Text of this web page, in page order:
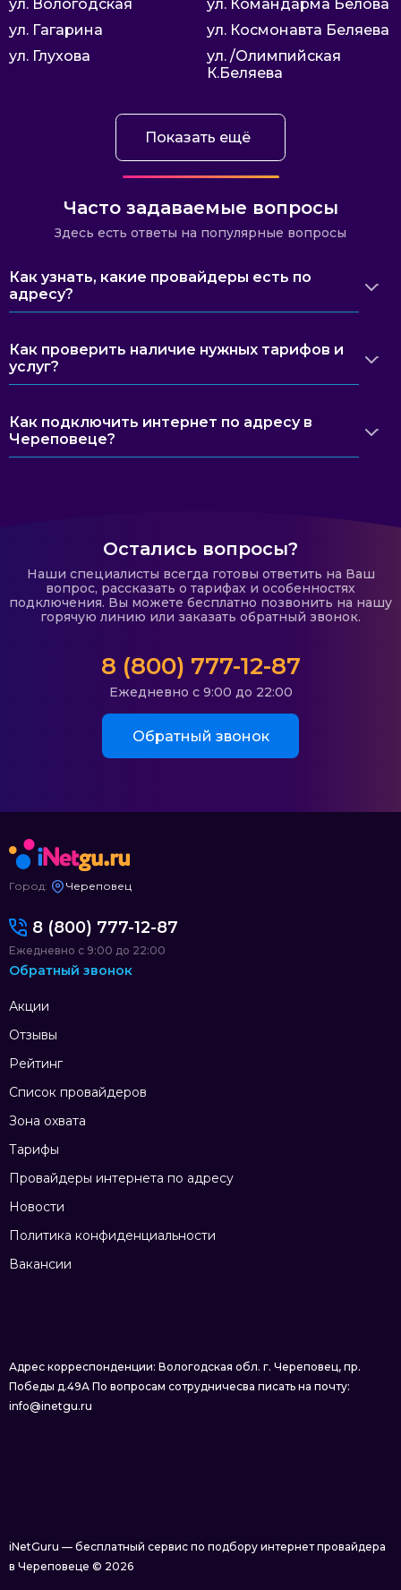
ул. Вологодская
ул. Гагарина
ул. Глухова
ул. Командарма Белова
ул. Космонавта Беляева
ул. /Олимпийская
К.Беляева
Показать ещё
Часто задаваемые вопросы
Здесь есть ответы на популярные вопросы
Как узнать, какие провайдеры есть по
адресу?
Как проверить наличие нужных тарифов и
услуг?
Как подключить интернет по адресу в
Череповеце?
Остались вопросы?
Наши специалисты всегда готовы ответить на Ваш
вопрос, рассказать о тарифах и особенностях
подключения. Вы можете бесплатно позвонить на нашу
горячую линию или заказать обратный звонок.
8 (800) 777-12-87
Ежедневно с 9:00 до 22:00
Обратный звонок
Город: Череповец
Акции
Отзывы
Рейтинг
Список провайдеров
Зона охвата
Тарифы
Провайдеры интернета по адресу
Новости
Политика конфиденциальности
Вакансии
8 (800) 777-12-87
Ежедневно с 9:00 до 22:00
Обратный звонок
Адрес корреспонденции: Вологодская обл. г. Череповец, пр.
Победы д.49А По вопросам сотрудничесва писать на почту:
info@inetgu.ru
iNetGuru — бесплатный сервис по подбору интернет провайдера
в Череповеце © 2026